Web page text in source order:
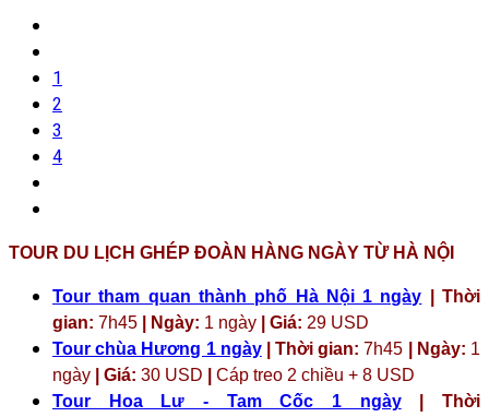
1
2
3
4
TOUR DU LỊCH GHÉP ĐOÀN HÀNG NGÀY TỪ HÀ NỘI
Tour tham quan thành phố Hà Nội 1 ngày | Thời
gian: 7h45 | Ngày: 1 ngày | Giá: 29 USD
Tour chùa Hương 1 ngày| Thời gian: 7h45 | Ngày: 1
ngày | Giá: 30 USD
Cáp treo 2 chiều + 8 USD
Tour Hoa Lư - Tam Cốc 1 ngày| Thời